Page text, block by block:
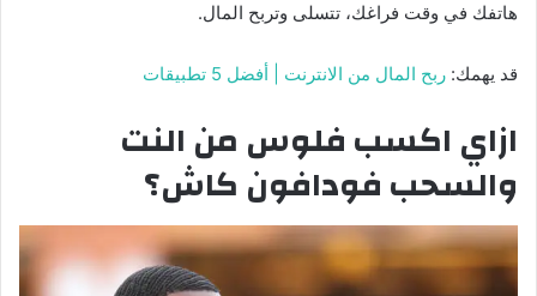
هاتفك في وقت فراغك، تتسلى وتربح المال.
قد يهمك: ربح المال من الانترنت | أفضل 5 تطبيقات
ازاي اكسب فلوس من النت
والسحب فودافون كاش؟